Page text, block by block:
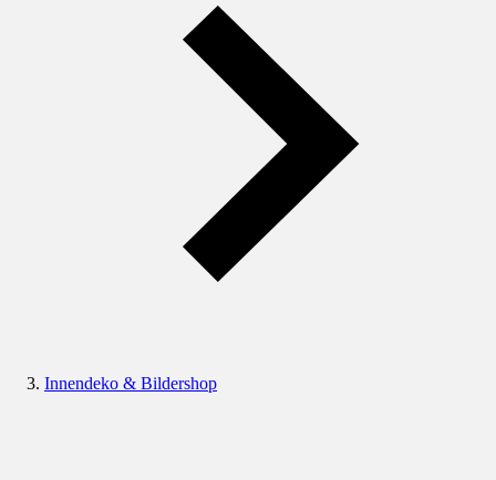
Innendeko & Bildershop